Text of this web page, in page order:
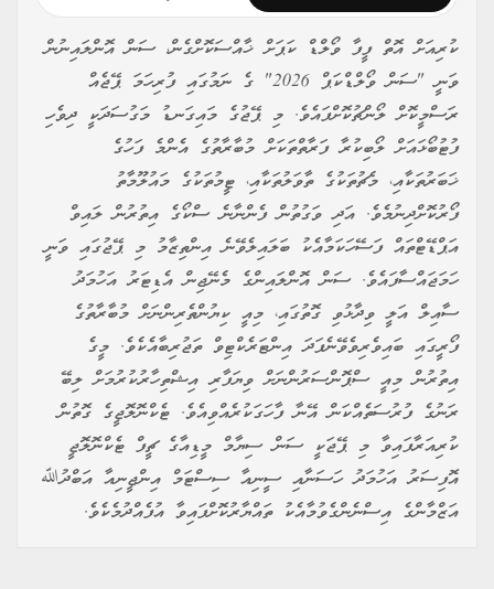
ކުރިއަށް އޮތް ފީފާ ވޯލްޑް ކަޕަށް ޚާއްސަކޮށްގެން، ސަން އޮންލައިނުން
ވަނީ "ސަން ވޯލްޑްކަޕް 2026" ގެ ނަމުގައި ފުރިހަމަ ޕޭޖެއް
ރަސްމީކޮށް ލޯންޗުކޮށްފައެވެ. މި ޕޭޖުގެ މައިގަނޑު މަގުސަދަކީ ދިވެހި
ފުޓުބޯޅައަށް ލޯބިކުރާ ފަރާތްތަކަށް މުބާރާތުގެ އެންމެ ފަހުގެ
ޚަބަރުތަކާއި، މެޗުތަކުގެ ތާވަލުތަކާއި، ޓީމުތަކުގެ މައުލޫމާތު
ފޯރުކޮށްދިނުމެވެ. އަދި ވަގުތުން ފެންނާނެ ސްކޯގެ އިތުރުން ލައިވް
އަޕްޑޭޓްތައް ފަސޭހަކަމާއެކު ބަލައިލެވޭނެ އިންތިޒާމު މި ޕޭޖުގައި ވަނީ
ހަމަޖައްސާފައެވެ. ސަން އޮންލައިންގެ މެނޭޖިން އެޑިޓަރު އަހުމަދު
ސާއިލް އަލީ ވިދާޅުވި ގޮތުގައި، މިއީ ކިޔުންތެރިންނަށް މުބާރާތުގެ
ފޯރީގައި ބައިވެރިވެވޭނެފަދަ އިންޓަރެކްޓިވް ތަޖުރިބާއެކެވެ. މީގެ
އިތުރުން މިއީ ސްޕޮންސަރުންނަށް ވިޔަފާރި އިޝްތިހާރުކުރުމަށް ލިބޭ
ރަނުގެ ފުރުސަތެއްކަން އޭނާ ފާހަގަކުރެއްވިއެވެ. ޓެކްނޮލޮޖީގެ ގޮތުން
ކުރިއަރާފައިވާ މި ޕޭޖަކީ ސަން ސިޔާމް މީޑިއާގެ ޗީފް ޓެކްނޮލޮޖީ
އޮފިސަރު އަހުމަދު ހަސަނާއި ސީނިއާ ސިސްޓަމް އިންޖީނިއާ އަބްދުﷲ
އަޒްމާންގެ އިސްނެންގެވުމާއެކު ތައްޔާރުކޮށްފައިވާ އުފެއްދުމެކެވެ.